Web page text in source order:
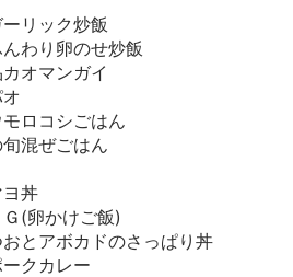
リック炒飯
わり卵のせ炒飯
オマンガイ
ロコシごはん
混ぜごはん
丼
(卵かけご飯)
とアボカドのさっぱり丼
クカレー